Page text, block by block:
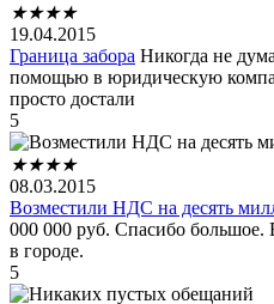
★★★★
19.04.2015
Граница забора Никогда не
помощью в юридическую
просто достали
5
★★★★
08.03.2015
Возместили НДС на десять
000 000 руб. Спасибо
в городе.
5